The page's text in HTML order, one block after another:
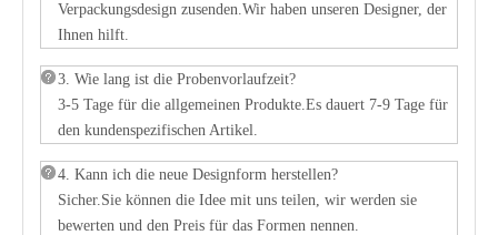
Verpackungsdesign zusenden.Wir haben unseren Designer, der
Ihnen hilft.
3. Wie lang ist die Probenvorlaufzeit?
3-5 Tage für die allgemeinen Produkte.Es dauert 7-9 Tage für
den kundenspezifischen Artikel.
4. Kann ich die neue Designform herstellen?
Sicher.Sie können die Idee mit uns teilen, wir werden sie
bewerten und den Preis für das Formen nennen.